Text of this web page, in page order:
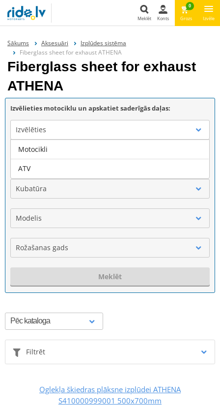
Meklēt Konts
0
Grozs Izvēle
Sākums Aksesuāri
Izplūdes sistēma
Fiberglass sheet for exhaust ATHENA
Fiberglass sheet for exhaust
ATHENA
Izvēlieties motociklu un apskatiet saderīgās daļas:
Izvēlēties
Marka
Kubatūra
Modelis
Rožašanas gads
Meklēt
Filtrēt
Oglekļa škiedras plāksne izplūdei ATHENA
S410000999001 500x700mm
Motocikli
ATV